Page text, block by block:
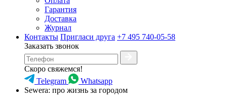
Гарантия
Доставка
Журнал
Контакты Пригласи друга +7 495 740-05-58
Заказать звонок
Скоро свяжемся!
Telegram
Whatsapp
Sewera: про жизнь за городом